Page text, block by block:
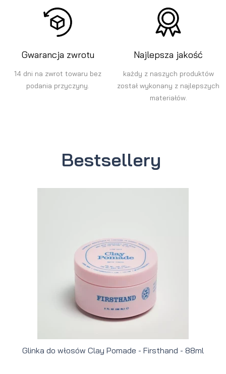
Gwarancja zwrotu
14 dni na zwrot towaru bez
podania przyczyny.
Najlepsza jakość
każdy z naszych produktów
został wykonany z najlepszych
materiałów.
Bestsellery
Glinka do włosów Clay Pomade - Firsthand - 88ml